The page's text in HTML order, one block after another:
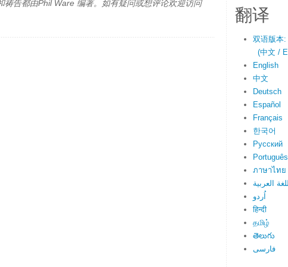
祷告都由Phil Ware 编著。如有疑问或想评论欢迎访问
翻译
双语版本:
(中文 /
English
中文
Deutsch
Español
Français
한국어
Русский
Português
ภาษาไทย
العربية
اُردو
हिन्दी
தமிழ்
తెలుగు
فارسی